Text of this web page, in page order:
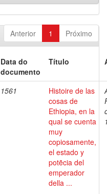
Anterior 1 Próximo
Data do
documento
Título
1561
Histoire de las
cosas de
Ethiopia, en la
qual se cuenta
muy
copiosamente,
el estado y
potẽcia del
emperador
della ...